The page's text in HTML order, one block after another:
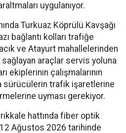
uygulanıyor.
Turkuaz Köprülü Kavşağı
bağlantı kolları trafiğe
ve Atayurt mahallelerinden
sağlayan araçlar servis yoluna
ekiplerinin çalışmalarının
sürücülerin trafik işaretlerine
uyması gerekiyor.
hattında fiber optik
12 Ağustos 2026 tarihinde